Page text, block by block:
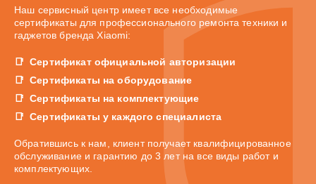
Наш сервисный центр имеет все необходимые
сертификаты для профессионального ремонта техники и
гаджетов бренда Xiaomi:
Сертификат официальной авторизации
Сертификаты на оборудование
Сертификаты на комплектующие
Сертификаты у каждого специалиста
Обратившись к нам, клиент получает квалифицированное
обслуживание и гарантию до 3 лет на все виды работ и
комплектующих.